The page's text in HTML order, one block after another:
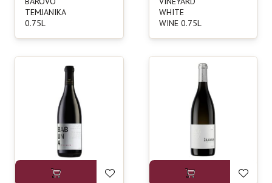
TEMJANIKA
0.75L
WHITE
WINE 0.75L